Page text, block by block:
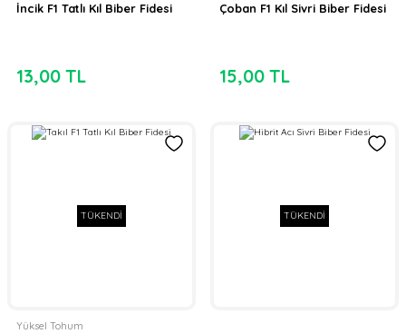
İncik F1 Tatlı Kıl Biber Fidesi
13,00 TL
Çoban F1 Kıl Sivri Biber Fidesi
15,00 TL
TÜKENDİ
Yüksel Tohum
TÜKENDİ